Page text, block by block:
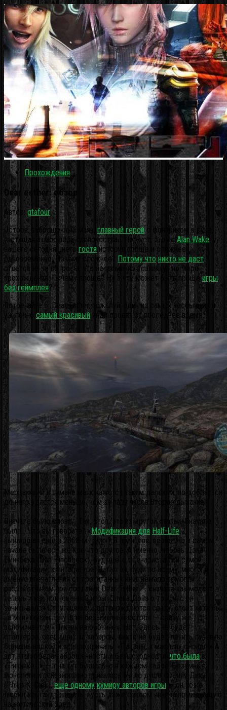
Прохождения
Dear esther: обзор
Автор:gtafour ·
Остров, заброшенный маяк, главный геройс фонариком в руке,
гнетущая атмосфера одиночества… Нет-нет, это не Alan Wake ; у
нашего сегодняшнего гостя история проще и сложнее
одновременно. Почему сложнее?
Потому что никто не даст
ответов на те вопросы, что непременно возникнут по мере
прохождения. Почему проще? Ну а что может быть прощеигры
без геймплея?
Встречайте — Dear Esther, пожалуй, один из самых необычных и
уж точно самый красивый инди-проект за последнее время.
Мерцающий в тумане маяк кажется таким далеким, но добраться
до него удастся меньше, чем за пару часов.Второе дыхание
Вначале было слово… Так, стоп, это из другой статьи. Вначале
было… Что вы говорите? « Модификация для Half-Life 2,
вышедшая еще в 2008-м году»? В принципе, верно. Но в самом
начале было все же кое-что другое. А именно любовь Дэна
Пинчбека (Dan Pinchbeck), будущего сценариста той самой
модификации, к литературе. Читал он, судя по всему, много, и
именно впечатления от прочитанных книг немало помогли
разработчикам при создании Dear Esther — сначала как мода, а
теперь и как полноценной игры. Слова Дэна о том, что он
зачитывался Стругацкими, подтверждаются сразу: стоит хотя бы
на минутку заглянуть на безымянный остров — сразу же
вспоминается «Пикник на обочине». Нет, здесь не будет
сталкеров, спешащих за хабаром, никто не будет лечить лучевую
болезнь водкой и хрипло кричать: «Пацаны, я маслину словил!» А
вот атмосфера заброшенности и безысходности,что былав
«Пикнике…», — она тут буквально в каждом кадре. Безумные
монологи и пейзажи явно пришлись бы по душе Филипу Дику
(Philip K. Dick),еще одному кумиру авторов игры — он тоже
любил нестандартность, пусть даже совсем явно напоминающую
наркотический бред.